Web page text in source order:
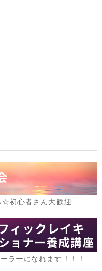
初心者さん大歓迎
ラーになれます！！！